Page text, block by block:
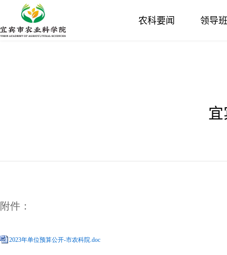
农科要闻 领导
附件：
2023年单位预算公开-市农科院.doc